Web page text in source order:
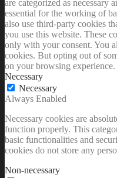
are categorized as necessary
essential for the working of
also use third-party cookies
you use this website. These
only with your consent. You
cookies. But opting out of
on your browsing experience.
Necessary
Necessary
Always Enabled
Necessary cookies are
function properly. This
basic functionalities and
cookies do not store any
Non-necessary